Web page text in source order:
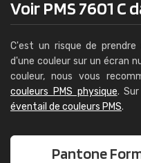
Voir PMS 7601 C
C'est un risque de prendre
d'une couleur sur un écran
couleur, nous vous
couleurs PMS physique.
éventail de couleurs PMS.
Pantone